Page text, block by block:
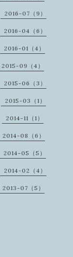
2016-07（9）
2016-04（6）
2016-01（4）
2015-09（4）
2015-06（3）
2015-03（1）
2014-11（1）
2014-08（6）
2014-05（5）
2014-02（4）
2013-07（5）